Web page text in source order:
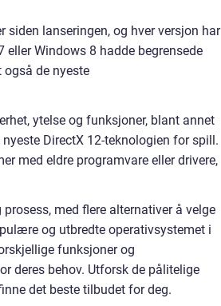
lanseringen, og hver versjon har
Windows 8 hadde begrensede
de nyeste
ytelse og funksjoner, blant annet
DirectX 12-teknologien for spill.
med eldre programvare eller drivere,
med flere alternativer å velge
og utbredte operativsystemet i
funksjoner og
deres behov. Utforsk de pålitelige
det beste tilbudet for deg.